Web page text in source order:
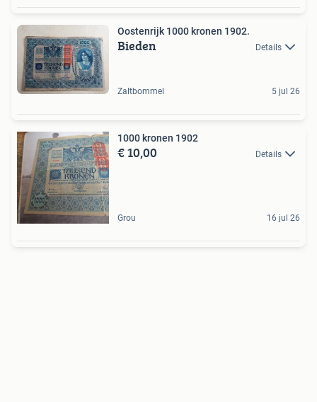
Oostenrijk 1000 kronen 1902.
Bieden Details
Zaltbommel 5 jul 26
1000 kronen 1902
€ 10,00 Details
Grou 16 jul 26